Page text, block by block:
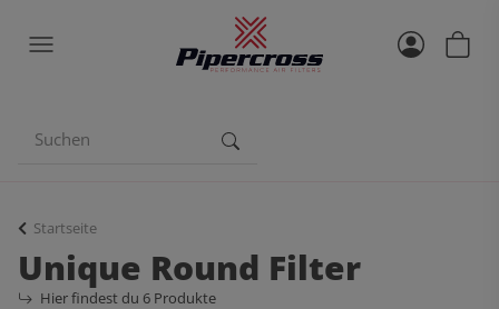
Startseite
Unique Round Filter
Hier findest du 6 Produkte